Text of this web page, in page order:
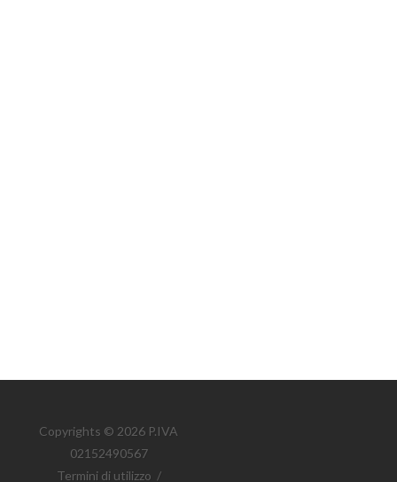
Copyrights © 2026 P.IVA
02152490567
Termini di utilizzo /